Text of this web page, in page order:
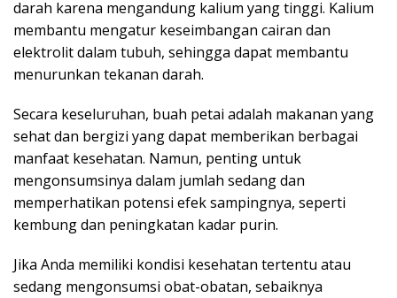
darah karena mengandung kalium yang tinggi. Kalium
membantu mengatur keseimbangan cairan dan
elektrolit dalam tubuh, sehingga dapat membantu
menurunkan tekanan darah.
Secara keseluruhan, buah petai adalah makanan yang
sehat dan bergizi yang dapat memberikan berbagai
manfaat kesehatan. Namun, penting untuk
mengonsumsinya dalam jumlah sedang dan
memperhatikan potensi efek sampingnya, seperti
kembung dan peningkatan kadar purin.
Jika Anda memiliki kondisi kesehatan tertentu atau
sedang mengonsumsi obat-obatan, sebaiknya